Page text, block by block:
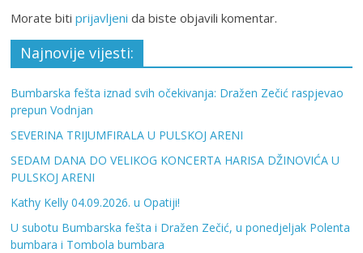
Morate bitiprijavljeni da biste objavili komentar.
Najnovije vijesti:
Bumbarska fešta iznad svih očekivanja: Dražen Zečić raspjevao
prepun Vodnjan
SEVERINA TRIJUMFIRALA U PULSKOJ ARENI
SEDAM DANA DO VELIKOG KONCERTA HARISA DŽINOVIĆA U
PULSKOJ ARENI
Kathy Kelly 04.09.2026. u Opatiji!
U subotu Bumbarska fešta i Dražen Zečić, u ponedjeljak Polenta
bumbara i Tombola bumbara